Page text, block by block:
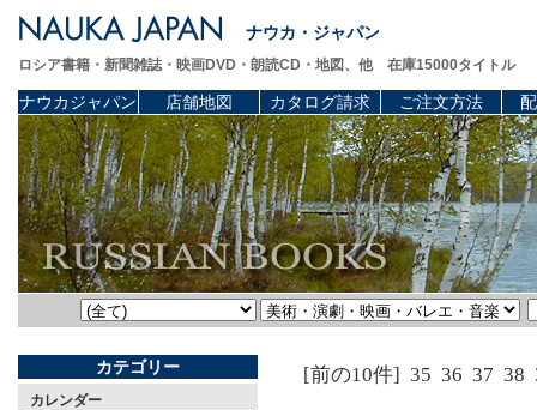
ナウカ・ジャパン
ロシア書籍・新聞雑誌・映画DVD・朗読CD・地図、他 在庫15000タイトル
ナウカジャパン 店舗地図 カタログ請求 ご注文方法
カテゴリー
カレンダー
[前の10件] 35 36 37 38